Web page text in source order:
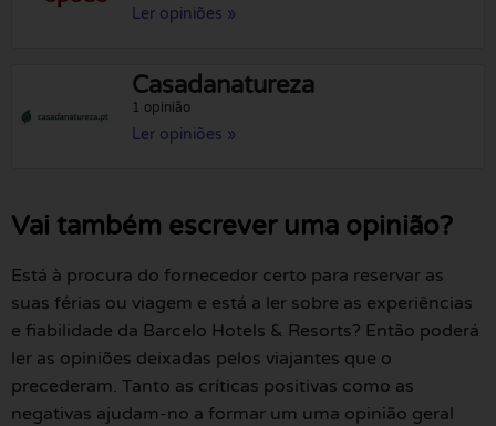
Ler opiniões »
Casadanatureza
1 opinião
Ler opiniões »
Vai também escrever uma opinião?
Está à procura do fornecedor certo para reservar as
suas férias ou viagem e está a ler sobre as experiências
e fiabilidade da Barcelo Hotels & Resorts? Então poderá
ler as opiniões deixadas pelos viajantes que o
precederam. Tanto as críticas positivas como as
negativas ajudam-no a formar um uma opinião geral